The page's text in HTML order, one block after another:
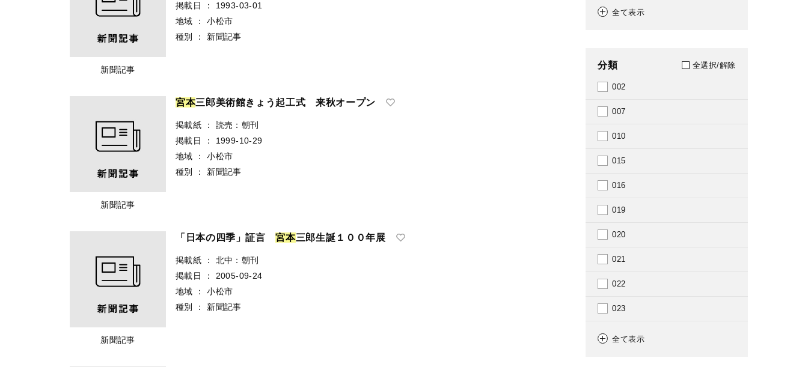
新聞記事
掲載日
：
1993-03-01
地域
：
小松市
種別
： 新聞記事
新聞記事
宮本三郎美術館きょう起工式 来秋オープン
掲載紙 ：
読売：朝刊
掲載日
：
1999-10-29
地域
：
小松市
種別
： 新聞記事
新聞記事
「日本の四季」証言宮本三郎生誕１００年展
掲載紙 ：
北中：朝刊
掲載日
：
2005-09-24
地域
：
小松市
種別
： 新聞記事
1889
全て表示
分類 全選択/解除
002
007
010
015
016
019
020
021
022
023
026
全て表示